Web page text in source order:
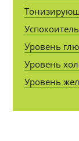
Уровень
Уровень
Уровень